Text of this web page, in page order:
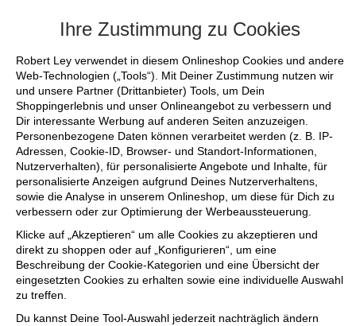
Ihre Zustimmung zu Cookies
Robert Ley verwendet in diesem Onlineshop Cookies und andere
Web-Technologien („Tools“). Mit Deiner Zustimmung nutzen wir
und unsere Partner (Drittanbieter) Tools, um Dein
Shoppingerlebnis und unser Onlineangebot zu verbessern und
Dir interessante Werbung auf anderen Seiten anzuzeigen.
Personenbezogene Daten können verarbeitet werden (z. B. IP-
Adressen, Cookie-ID, Browser- und Standort-Informationen,
Nutzerverhalten), für personalisierte Angebote und Inhalte, für
personalisierte Anzeigen aufgrund Deines Nutzerverhaltens,
sowie die Analyse in unserem Onlineshop, um diese für Dich zu
verbessern oder zur Optimierung der Werbeaussteuerung.
Klicke auf „Akzeptieren“ um alle Cookies zu akzeptieren und
direkt zu shoppen oder auf „Konfigurieren“, um eine
Beschreibung der Cookie-Kategorien und eine Übersicht der
eingesetzten Cookies zu erhalten sowie eine individuelle Auswahl
zu treffen.
Du kannst Deine Tool-Auswahl jederzeit nachträglich ändern